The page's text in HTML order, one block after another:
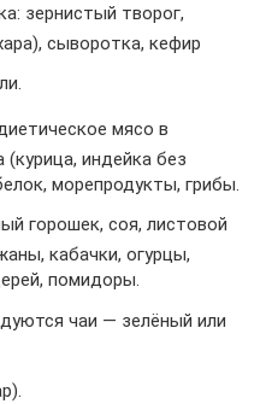
зернистый творог,
сыворотка, кефир
мясо в
индейка без
морепродукты, грибы.
горошек, соя, листовой
кабачки, огурцы,
помидоры.
чаи — зелёный или